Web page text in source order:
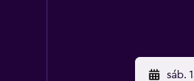
sáb.